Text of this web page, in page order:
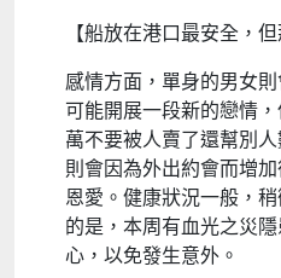
【船放在港口最安全，
感情方面，單身的男女
可能開展一段新的戀情
萬不要被人賣了還幫別
則會因為外出約會而增
恩愛。健康狀況一般，
的是，本周有血光之災
心，以免發生意外。